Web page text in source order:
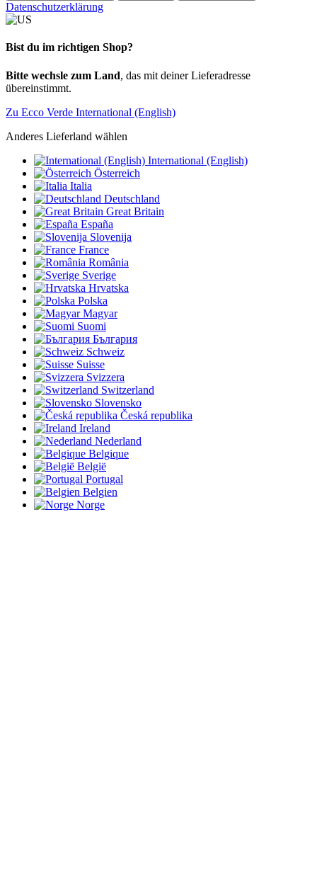
Datenschutzerklärung
Bist du im richtigen Shop?
Bitte wechsle zum Land, das mit deiner Lieferadresse
übereinstimmt.
Zu Ecco Verde International (English)
Anderes Lieferland wählen
International (English)
Österreich
Italia
Deutschland
Great Britain
España
Slovenija
France
România
Sverige
Hrvatska
Polska
Magyar
Suomi
България
Schweiz
Suisse
Svizzera
Switzerland
Slovensko
Česká republika
Ireland
Nederland
Belgique
België
Portugal
Belgien
Norge